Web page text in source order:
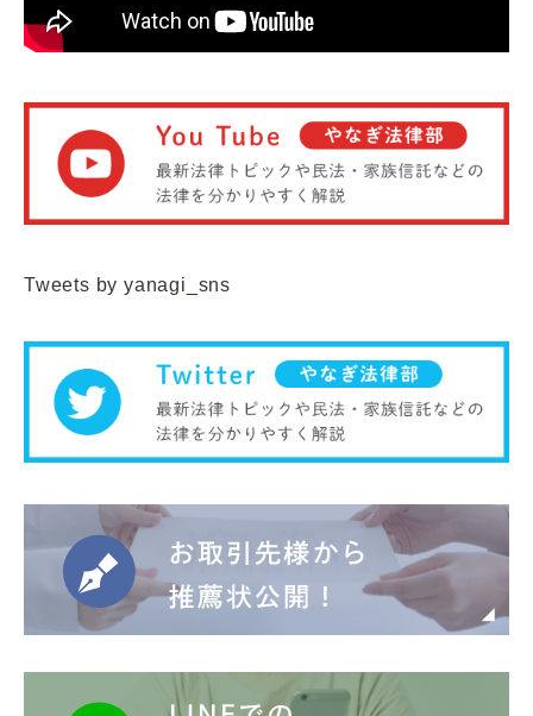
Tweets by yanagi_sns